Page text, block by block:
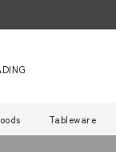
Tableware